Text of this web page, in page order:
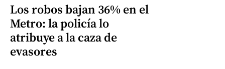
Los robos bajan 36% en el
Metro: la policía lo
atribuye a la caza de
evasores